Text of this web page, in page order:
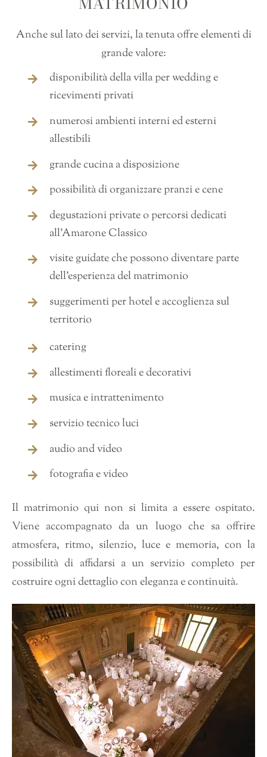
Anche sul lato dei servizi, la tenuta offre elementi di
grande valore:
disponibilità della villa per wedding e
ricevimenti privati
numerosi ambienti interni ed esterni
allestibili
grande cucina a disposizione
possibilità di organizzare pranzi e cene
degustazioni private o percorsi dedicati
all’Amarone Classico
visite guidate che possono diventare parte
dell’esperienza del matrimonio
suggerimenti per hotel e accoglienza sul
territorio
catering
allestimenti floreali e decorativi
musica e intrattenimento
servizio tecnico luci
audio and video
fotografia e video
Il matrimonio qui non si limita a essere ospitato.
Viene accompagnato da un luogo che sa offrire
atmosfera, ritmo, silenzio, luce e memoria, con la
possibilità di affidarsi a un servizio completo per
costruire ogni dettaglio con eleganza e continuità.